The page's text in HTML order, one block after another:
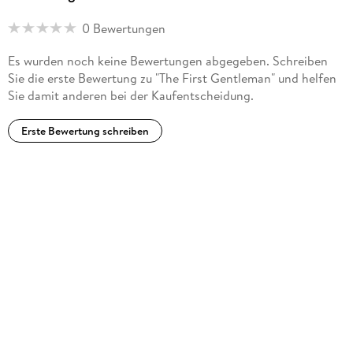
0 Bewertungen
Es wurden noch keine Bewertungen abgegeben. Schreiben
Sie die erste Bewertung zu "The First Gentleman" und helfen
Sie damit anderen bei der Kaufentscheidung.
Erste Bewertung schreiben